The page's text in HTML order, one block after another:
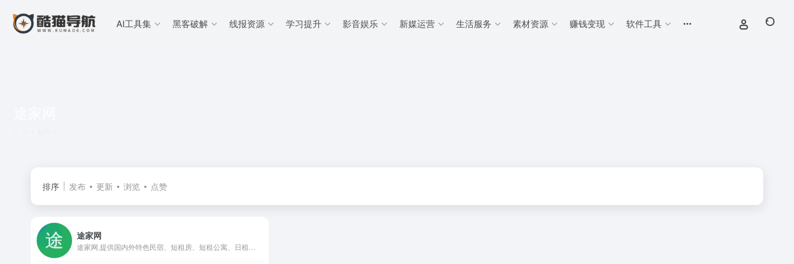
AI工具集 黑客破解 线报资源 学习提升 影音娱乐 新媒运营 生活服务 素材资源 赚钱变现 软件工具
排序 发布 更新 浏览 点赞
途家网